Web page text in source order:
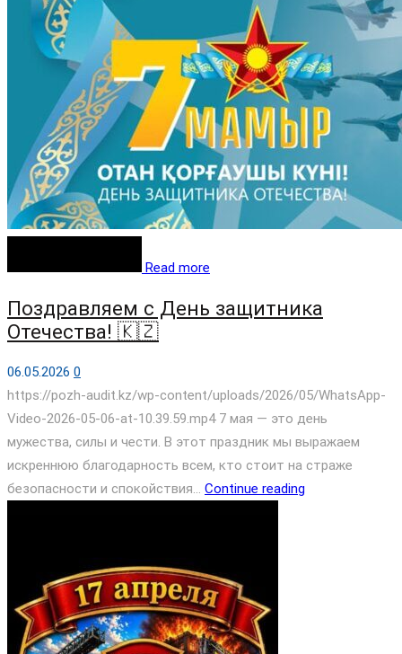
Read more
Поздравляем с День защитника
Отечества! 🇰🇿
06.05.2026 0
https://pozh-audit.kz/wp-content/uploads/2026/05/WhatsApp-
Video-2026-05-06-at-10.39.59.mp4 7 мая — это день
мужества, силы и чести. В этот праздник мы выражаем
искреннюю благодарность всем, кто стоит на страже
безопасности и спокойствия... Continue reading